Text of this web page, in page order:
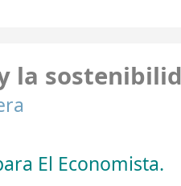
la
El Economista.